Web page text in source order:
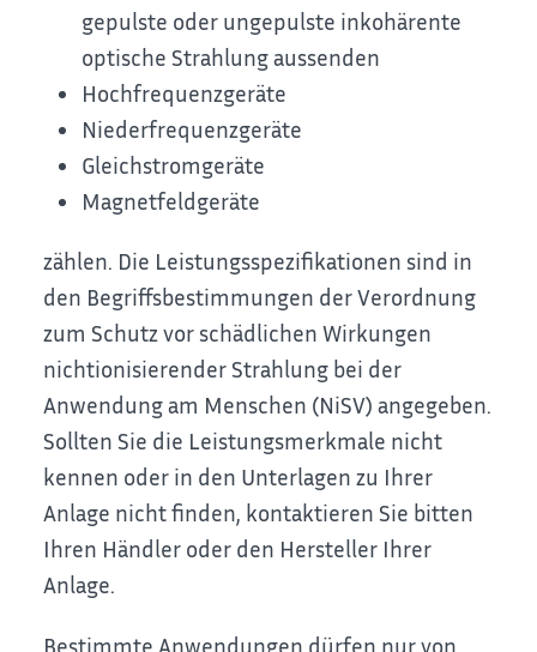
gepulste oder ungepulste inkohärente
optische Strahlung aussenden
Hochfrequenzgeräte
Niederfrequenzgeräte
Gleichstromgeräte
Magnetfeldgeräte
zählen. Die Leistungsspezifikationen sind in
den Begriffsbestimmungen der Verordnung
zum Schutz vor schädlichen Wirkungen
nichtionisierender Strahlung bei der
Anwendung am Menschen (NiSV) angegeben.
Sollten Sie die Leistungsmerkmale nicht
kennen oder in den Unterlagen zu Ihrer
Anlage nicht finden, kontaktieren Sie bitten
Ihren Händler oder den Hersteller Ihrer
Anlage.
Bestimmte Anwendungen dürfen nur von